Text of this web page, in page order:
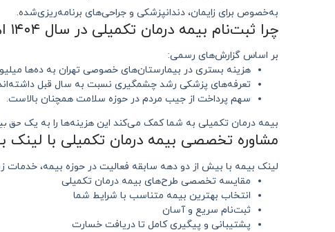
به‌خصوص برای زایمان، دندانپزشکی و جراحی‌های برنامه‌ریزی‌شده.
چرا ثبت‌نام بیمه درمان تکمیلی در سال ۱۴۰۴ اهمیت بیشتری دارد؟
بر اساس گزارش‌های رسمی:
هزینه بستری در بیمارستان‌های خصوصی تهران به ده‌ها
تعرفه‌های پزشکی رشد چشمگیری نسبت به سال قبل
سهم پرداخت از جیب مردم در حوزه سلامت همچنان بالاست.
بیمه درمان تکمیلی به شما کمک می‌کند این هزینه‌ها را به یک حق
مشاوره تخصصی بیمه درمان تکمیلی با لینک
لینک بیمه با بیش از دو دهه سابقه فعالیت در حوزه بیمه، خدمات
مقایسه تخصصی طرح‌های بیمه درمان تکمیلی
انتخاب بهترین بیمه متناسب با شرایط شما
ثبت‌نام سریع و آسان
پشتیبانی و پیگیری کامل تا دریافت خسارت